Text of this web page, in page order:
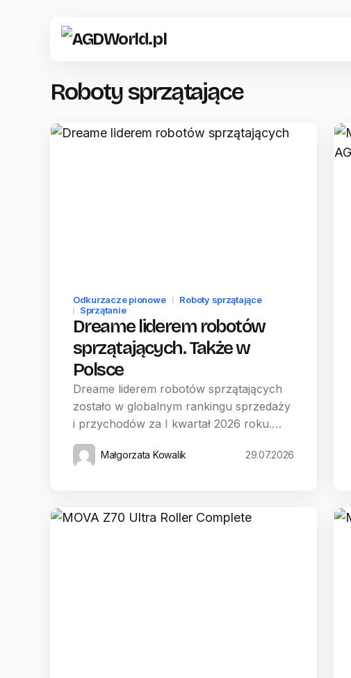
Roboty sprzątające
Odkurzacze pionowe
Roboty sprzątające
Sprzątanie
Dreame liderem robotów
sprzątających. Także w
Polsce
Dreame liderem robotów sprzątających
zostało w globalnym rankingu sprzedaży
i przychodów za I kwartał 2026 roku.…
Małgorzata Kowalik 29.07.2026